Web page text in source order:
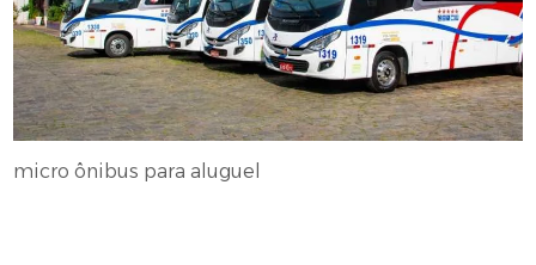
micro ônibus para aluguel